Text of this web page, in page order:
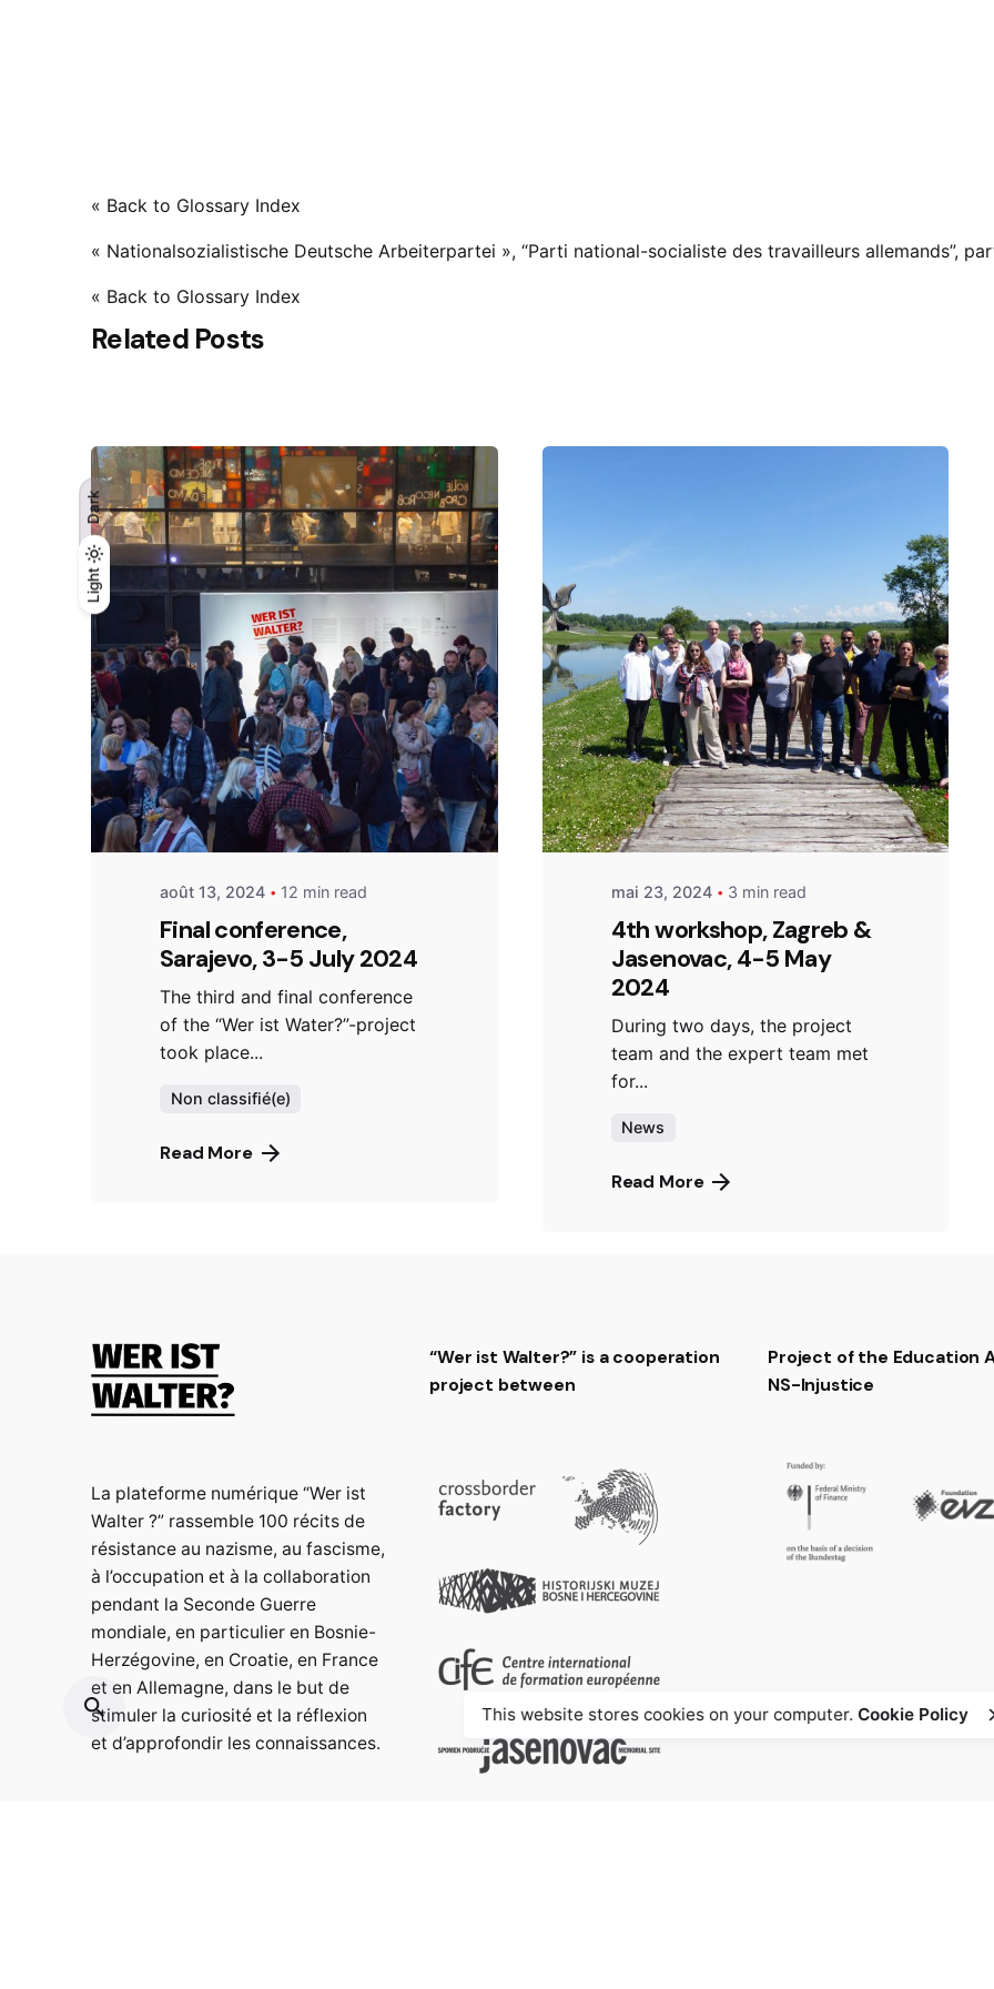
Light
Dark
Light
Dark
« Back to Glossary Index
« Nationalsozialistische Deutsche Arbeiterpartei », “Parti national-socialiste des travailleurs allemands”,
« Back to Glossary Index
Related Posts
Posted by
admin
août 13, 2024 12 min read
Final conference,
Sarajevo, 3-5 July 2024
The third and final conference
of the “Wer ist Water?”-project
took place...
Non classifié(e)
Read More
Posted by
admin
mai 23, 2024 3 min read
4th workshop, Zagreb &
Jasenovac, 4-5 May
2024
During two days, the project
team and the expert team met
for...
News
Read More
La plateforme numérique “Wer ist
Walter ?” rassemble 100 récits de
résistance au nazisme, au fascisme,
à l’occupation et à la collaboration
pendant la Seconde Guerre
mondiale, en particulier en Bosnie-
Herzégovine, en Croatie, en France
et en Allemagne, dans le but de
stimuler la curiosité et la réflexion
et d’approfondir les connaissances.
“Wer ist Walter?” is a cooperation
project between
Project of the Education
NS-Injustice
This website stores cookies on your computer.Cookie Policy